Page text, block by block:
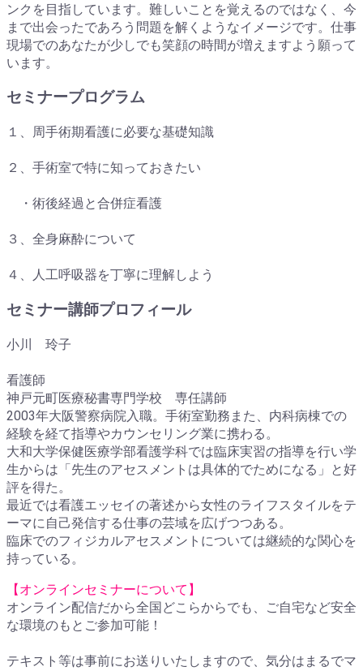
ンクを目指しています。難しいことを覚えるのではなく、今
まで出会ったであろう問題を解くようなイメージです。仕事
現場でのあなたが少しでも笑顔の時間が増えますよう願って
います。
セミナープログラム
１、周手術期看護に必要な基礎知識
２、手術室で特に知っておきたい
・術後経過と合併症看護
３、全身麻酔について
４、人工呼吸器を丁寧に理解しよう
セミナー講師プロフィール
小川 玲子
看護師
神戸元町医療秘書専門学校 専任講師
2003年大阪警察病院入職。手術室勤務また、内科病棟での
経験を経て指導やカウンセリング業に携わる。
大和大学保健医療学部看護学科では臨床実習の指導を行い学
生からは「先生のアセスメントは具体的でためになる」と好
評を得た。
最近では看護エッセイの著述から女性のライフスタイルをテ
ーマに自己発信する仕事の芸域を広げつつある。
臨床でのフィジカルアセスメントについては継続的な関心を
持っている。
【オンラインセミナーについて】
オンライン配信だから全国どこらからでも、ご自宅など安全
な環境のもとご参加可能！
テキスト等は事前にお送りいたしますので、気分はまるでマ